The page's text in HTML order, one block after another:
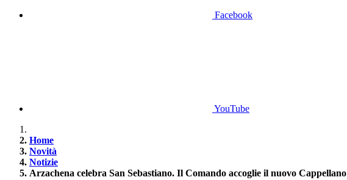
Facebook
YouTube
Home
Novità
Notizie
Arzachena celebra San Sebastiano. Il Comando accoglie il nuovo Cappellano